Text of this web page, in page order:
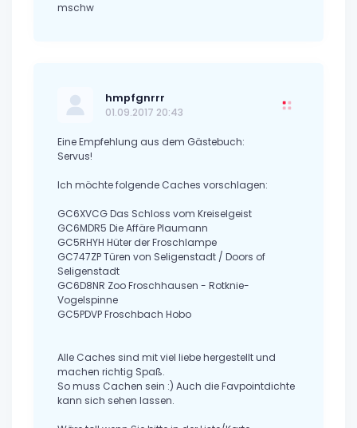
mschw
hmpfgnrrr
01.09.2017 20:43
Eine Empfehlung aus dem Gästebuch:
Servus!
Ich möchte folgende Caches vorschlagen:
GC6XVCG Das Schloss vom Kreiselgeist
GC6MDR5 Die Affäre Plaumann
GC5RHYH Hüter der Froschlampe
GC747ZP Türen von Seligenstadt / Doors of
Seligenstadt
GC6D8NR Zoo Froschhausen - Rotknie-
Vogelspinne
GC5PDVP Froschbach Hobo
Alle Caches sind mit viel liebe hergestellt und
machen richtig Spaß.
So muss Cachen sein :) Auch die Favpointdichte
kann sich sehen lassen.